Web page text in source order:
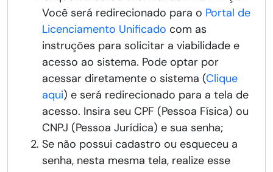
Você será redirecionado para o Portal de
Licenciamento Unificado com as
instruções para solicitar a viabilidade e
acesso ao sistema. Pode optar por
acessar diretamente o sistema (Clique
aqui) e será redirecionado para a tela de
acesso. Insira seu CPF (Pessoa Física) ou
CNPJ (Pessoa Jurídica) e sua senha;
Se não possui cadastro ou esqueceu a
senha, nesta mesma tela, realize esse